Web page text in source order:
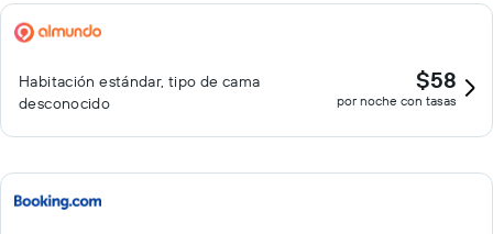
Habitación estándar, tipo de cama
desconocido
$58
por noche con tasas